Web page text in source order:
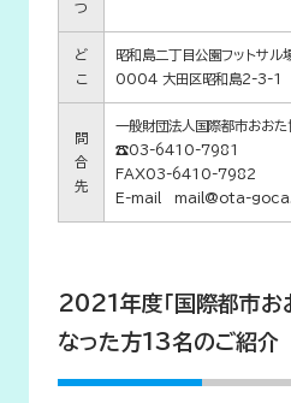
つ
ど
こ
昭和島二丁目公園フットサ
0004 大田区昭和島2-3-1
問
合
先
一般財団法人国際都市おおた
☎03-6410-7981
FAX03-6410-7982
E-mail mail@ota-
2021年度「国際都市お
なった方13名のご紹介